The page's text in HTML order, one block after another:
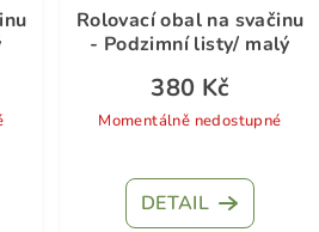
Rolovací obal na svačinu
- Podzimní listy/ malý
380 Kč
Momentálně nedostupné
DETAIL